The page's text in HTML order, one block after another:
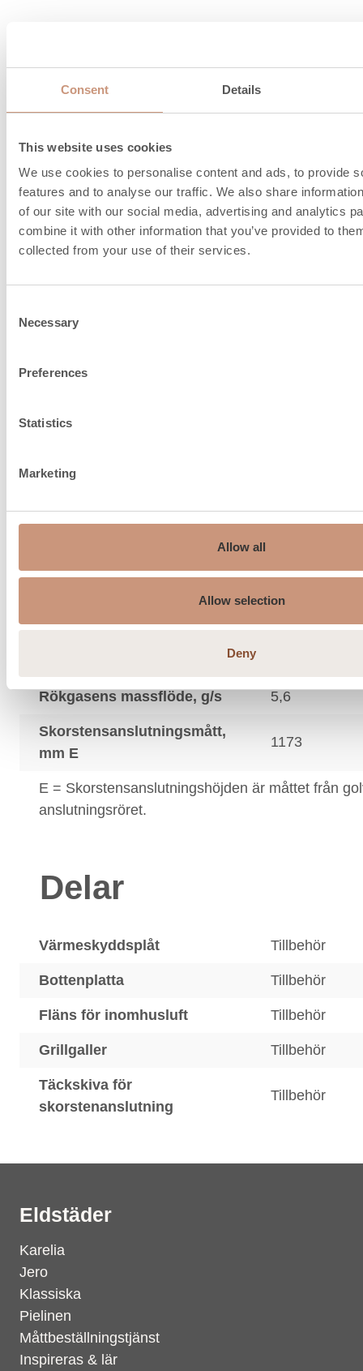
Consent Details
This website uses cookies
We use cookies to personalise content and ads, to provide
features and to analyse our traffic. We also share
of our site with our social media, advertising and analytics
combine it with other information that you’ve provided to
collected from your use of their services.
Selection
Necessary
Preferences
Statistics
Marketing
Allow all
Allow selection
Deny
ø mm
medeltemperatur °C
Rökgasens maxtemperatur
°C
Min. uppfordringstryck, Pa. 12
Rökgasens massflöde, g/s 5,6
Skorstensanslutningsmått,
mm E
1173
E = Skorstensanslutningshöjden är måttet från
anslutningsröret.
Delar
Värmeskyddsplåt Tillbehör
Bottenplatta Tillbehör
Fläns för inomhusluft Tillbehör
Grillgaller Tillbehör
Täckskiva för
skorstenanslutning
Tillbehör
Eldstäder
Karelia
Jero
Klassiska
Pielinen
Måttbeställningstjänst
Inspireras & lär